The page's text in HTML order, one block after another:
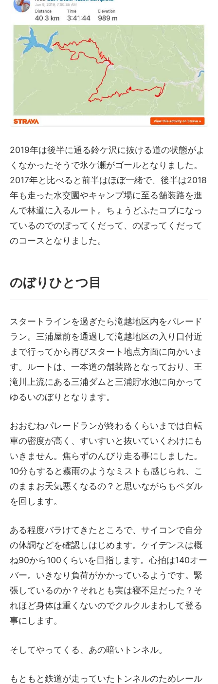
2019年は後半に通る鈴ケ沢に抜ける道の状態がよ
くなかったそうで氷ケ瀬がゴールとなりました。
2017年と比べると前半はほぼ一緒で、後半は2018
年も走った水交園やキャンプ場に至る舗装路を進
んで林道に入るルート。ちょうどふたコブになっ
ているのでのぼってくだって、のぼってくだって
のコースとなりました。
のぼりひとつ目
スタートラインを過ぎたら滝越地区内をパレード
ラン。三浦屋前を通過して滝越地区の入り口付近
まで行ってから再びスタート地点方面に向かいま
す。ルートは、一本道の舗装路となっており、王
滝川上流にある三浦ダムと三浦貯水池に向かって
ゆるいのぼりとなります。
おおむねパレードランが終わるくらいまでは自転
車の密度が高く、すいすいと抜いていくわけにも
いきません。焦らずのんびり走る事にしました。
10分もすると霧雨のようなミストも感じられ、こ
のままお天気悪くなるの？と思いながらもペダル
を回します。
ある程度バラけてきたところで、サイコンで自分
の体調などを確認しはじめます。ケイデンスは概
ね90から100くらいを目指します。心拍は140オー
バー。いきなり負荷がかかっているようです。緊
張しているのか？それとも実は寝不足だった？そ
れほど身体は重くないのでクルクルまわして登る
事にします。
そしてやってくる、あの暗いトンネル。
もともと鉄道が走っていたトンネルのためレール